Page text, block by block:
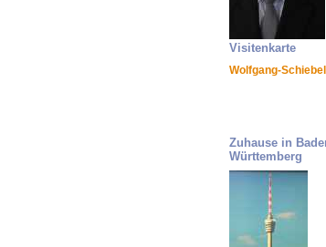
Visitenkarte
Wolfgang-
Zuhause in
Württemberg